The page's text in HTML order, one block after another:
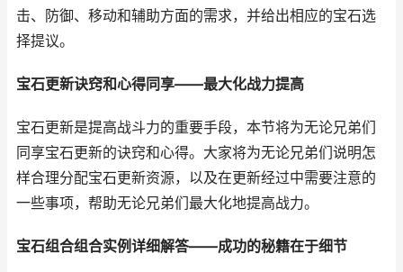
击、防御、移动和辅助方面的需求，并给出相应的宝石选
择提议。
宝石更新诀窍和心得同享——最大化战力提高
宝石更新是提高战斗力的重要手段，本节将为无论兄弟们
同享宝石更新的诀窍和心得。大家将为无论兄弟们说明怎
样合理分配宝石更新资源，以及在更新经过中需要注意的
一些事项，帮助无论兄弟们最大化地提高战力。
宝石组合组合实例详细解答——成功的秘籍在于细节